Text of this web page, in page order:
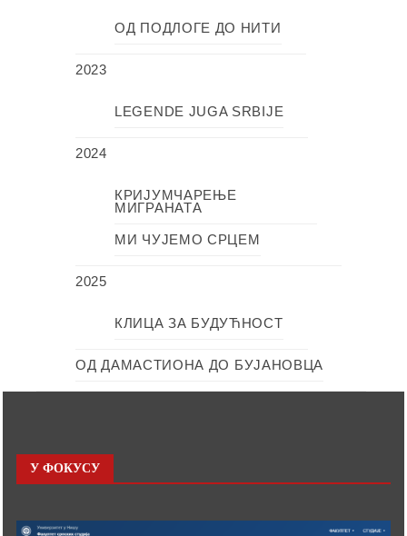
ОД ПОДЛОГЕ ДО НИТИ
2023
LEGENDE JUGA SRBIJE
2024
КРИЈУМЧАРЕЊЕ
МИГРАНАТА
МИ ЧУЈЕМО СРЦЕМ
2025
КЛИЦА ЗА БУДУЋНОСТ
ОД ДАМАСТИОНА ДО БУЈАНОВЦА
У ФОКУСУ